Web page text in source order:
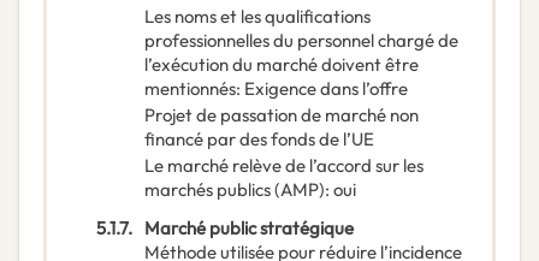
Les noms et les qualifications
professionnelles du personnel chargé de
l’exécution du marché doivent être
mentionnés: Exigence dans l’offre
Projet de passation de marché non
financé par des fonds de l’UE
Le marché relève de l’accord sur les
marchés publics (AMP): oui
5.1.7. Marché public stratégique
Méthode utilisée pour réduire l’incidence